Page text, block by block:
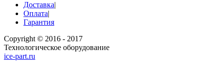
Доставка|
Оплата|
Гарантия
Copyright © 2016 - 2017
Технологическое оборудование
ice-part.ru